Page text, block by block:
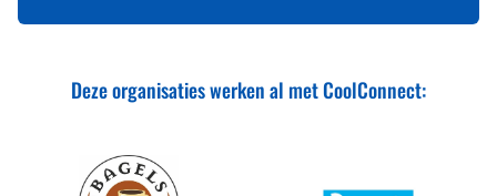
Deze organisaties werken al met CoolConnect: